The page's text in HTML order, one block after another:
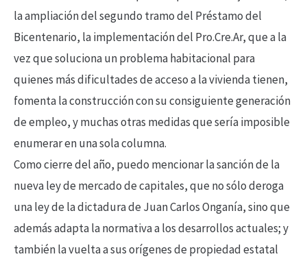
la ampliación del segundo tramo del Préstamo del
Bicentenario, la implementación del Pro.Cre.Ar, que a la
vez que soluciona un problema habitacional para
quienes más dificultades de acceso a la vivienda tienen,
fomenta la construcción con su consiguiente generación
de empleo, y muchas otras medidas que sería imposible
enumerar en una sola columna.
Como cierre del año, puedo mencionar la sanción de la
nueva ley de mercado de capitales, que no sólo deroga
una ley de la dictadura de Juan Carlos Onganía, sino que
además adapta la normativa a los desarrollos actuales; y
también la vuelta a sus orígenes de propiedad estatal